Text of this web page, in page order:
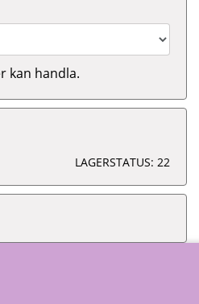
kan handla.
LAGERSTATUS: 22